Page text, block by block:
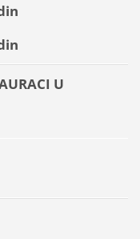
U